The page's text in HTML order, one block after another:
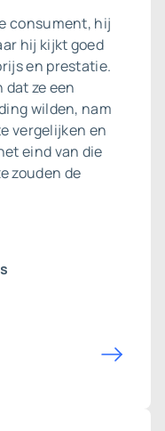
consument, hij
hij kijkt goed
en prestatie.
ze een
wilden, nam
vergelijken en
eind van die
zouden de